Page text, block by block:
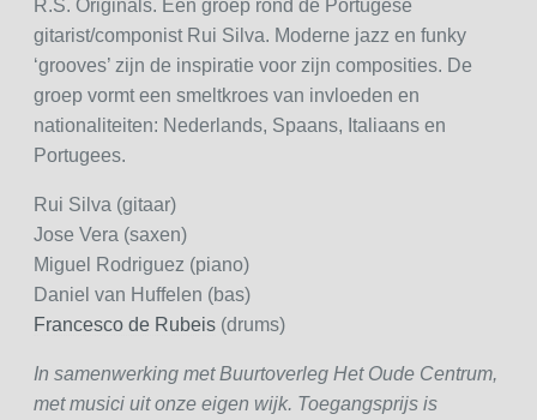
R.S. Originals. Een groep rond de Portugese
gitarist/componist Rui Silva. Moderne jazz en funky
‘grooves’ zijn de inspiratie voor zijn composities. De
groep vormt een smeltkroes van invloeden en
nationaliteiten: Nederlands, Spaans, Italiaans en
Portugees.
Rui Silva (gitaar)
Jose Vera (saxen)
Miguel Rodriguez (piano)
Daniel van Huffelen (bas)
Francesco de Rubeis(drums)
In samenwerking met Buurtoverleg Het Oude Centrum,
met musici uit onze eigen wijk. Toegangsprijs is